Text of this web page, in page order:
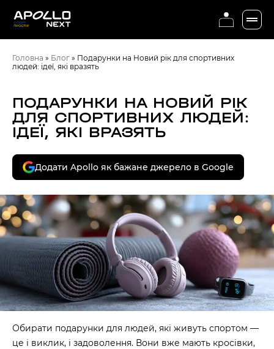
Головна » Блог » Подарунки на Новий рік для спортивних
людей: ідеї, які вразять
ПОДАРУНКИ НА НОВИЙ РІК
ДЛЯ СПОРТИВНИХ ЛЮДЕЙ:
ІДЕЇ, ЯКІ ВРАЗЯТЬ
Додати Apollo як бажане джерело в Google
Обирати подарунки для людей, які живуть спортом —
це і виклик, і задоволення. Вони вже мають кросівки,